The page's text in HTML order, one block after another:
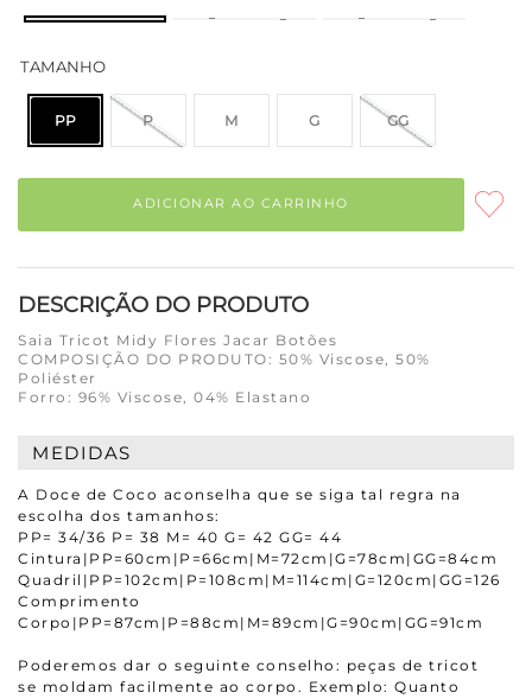
TAMANHO
PP P M G GG
ADICIONAR AO CARRINHO
DESCRIÇÃO DO PRODUTO
Saia Tricot Midy Flores Jacar Botões
COMPOSIÇÃO DO PRODUTO: 50% Viscose, 50%
Poliéster
Forro: 96% Viscose, 04% Elastano
MEDIDAS
A Doce de Coco aconselha que se siga tal regra na
escolha dos tamanhos:
PP= 34/36 P= 38 M= 40 G= 42 GG= 44
Cintura|PP=60cm|P=66cm|M=72cm|G=78cm|GG=84cm
Quadril|PP=102cm|P=108cm|M=114cm|G=120cm|GG=126cm
Comprimento
Corpo|PP=87cm|P=88cm|M=89cm|G=90cm|GG=91cm
Poderemos dar o seguinte conselho: peças de tricot
se moldam facilmente ao corpo. Exemplo: Quanto